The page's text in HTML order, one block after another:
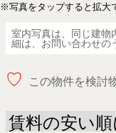
※写真をタップすると拡大
室内写真は、同じ建物
細は、お問い合わせの
♡ この物件を検討